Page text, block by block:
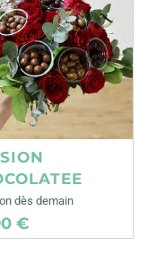
dès demain
€